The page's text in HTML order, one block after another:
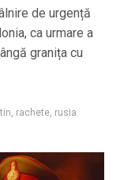
de urgență
ca urmare a
granița cu
, rachete, rusia